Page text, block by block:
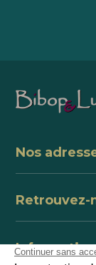
Nos
Retrouvez-